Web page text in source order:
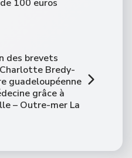
100 euros
des brevets
Bredy-
guadeloupéenne
grâce à
– Outre-mer La